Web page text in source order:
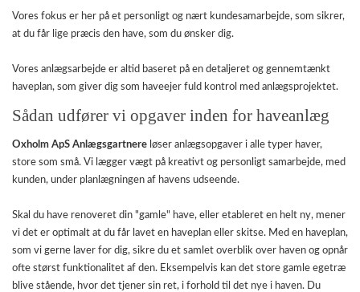
Vores fokus er her på et personligt og nært kundesamarbejde, som sikrer,
at du får lige præcis den have, som du ønsker dig.
Vores anlægsarbejde er altid baseret på en detaljeret og gennemtænkt
haveplan, som giver dig som haveejer fuld kontrol med anlægsprojektet.
Sådan udfører vi opgaver inden for haveanlæg
Oxholm ApS Anlægsgartnere løser anlægsopgaver i alle typer haver,
store som små. Vi lægger vægt på kreativt og personligt samarbejde, med
kunden, under planlægningen af havens udseende.
Skal du have renoveret din "gamle" have, eller etableret en helt ny, mener
vi det er optimalt at du får lavet en haveplan eller skitse. Med en haveplan,
som vi gerne laver for dig, sikre du et samlet overblik over haven og opnår
ofte størst funktionalitet af den. Eksempelvis kan det store gamle egetræ
blive stående, hvor det tjener sin ret, i forhold til det nye i haven. Du